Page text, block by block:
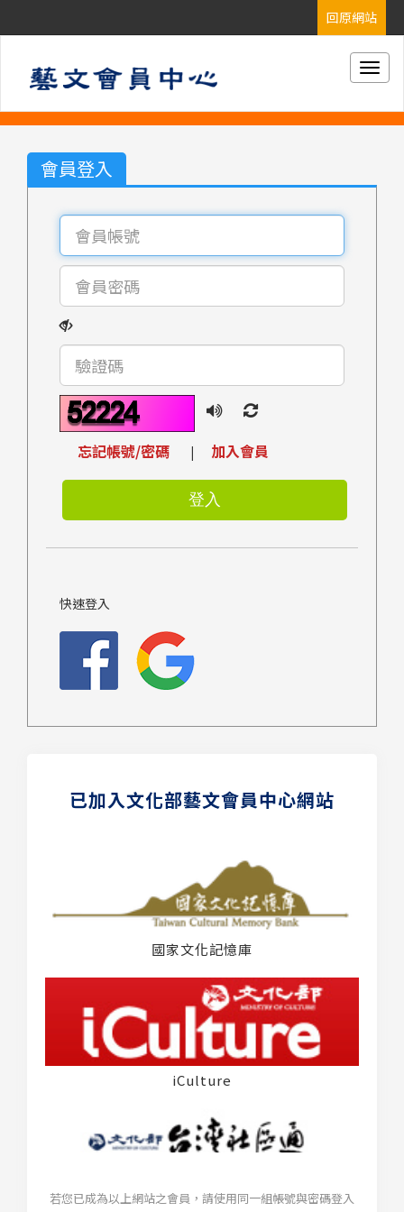
會員登入
忘記帳號/密碼 | 加入會員
快速登入
已加入文化部藝文會員中心網站
國家文化記憶庫
iCulture
若您已成為以上網站之會員，請使用同一組帳號與密碼登入